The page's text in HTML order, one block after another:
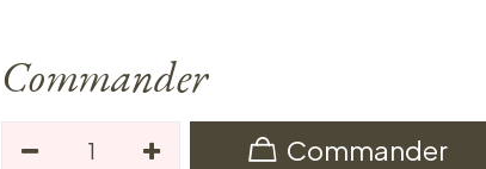
Commander
Commander